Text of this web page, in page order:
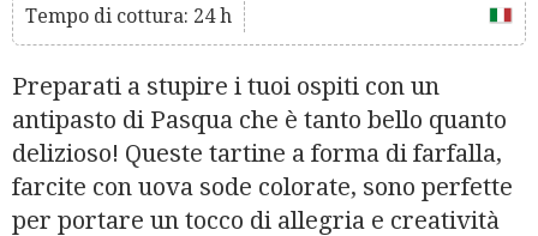
Tempo di cottura: 24 h
Preparati a stupire i tuoi ospiti con un
antipasto di Pasqua che è tanto bello quanto
delizioso! Queste tartine a forma di farfalla,
farcite con uova sode colorate, sono perfette
per portare un tocco di allegria e creatività